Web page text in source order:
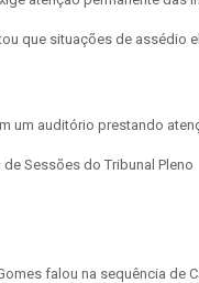
que situações de
Sessões do Tribunal Pleno
falou na sequência de